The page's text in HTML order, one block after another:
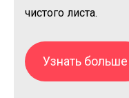
чистого листа.
Узнать больше